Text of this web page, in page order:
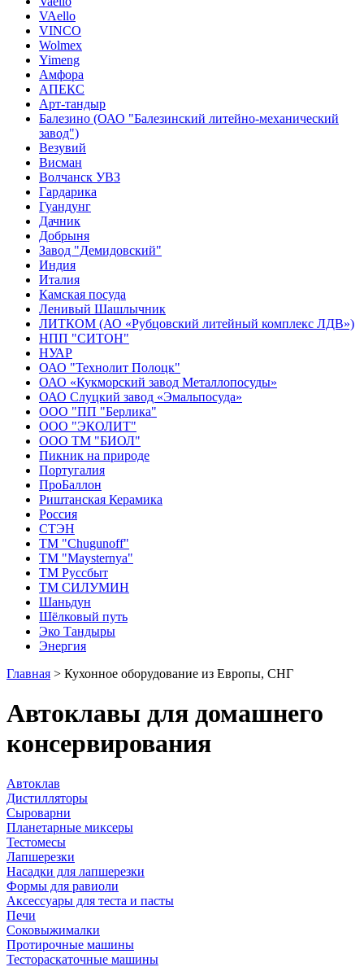
VAello
VINCO
Wolmex
Yimeng
Амфора
АПЕКС
Арт-тандыр
Балезино (ОАО "Балезинский литейно-механический
завод")
Везувий
Висман
Волчанск УВЗ
Гардарика
Гуандунг
Дачник
Добрыня
Завод "Демидовский"
Индия
Италия
Камская посуда
Ленивый Шашлычник
ЛИТКОМ (АО «Рубцовский литейный комплекс ЛДВ»)
НПП "СИТОН"
НУАР
ОАО "Технолит Полоцк"
ОАО «Кукморский завод Металлопосуды»
ОАО Слуцкий завод «Эмальпосуда»
ООО "ПП "Берлика"
ООО "ЭКОЛИТ"
ООО ТМ "БИОЛ"
Пикник на природе
Португалия
ПроБаллон
Риштанская Керамика
Россия
СТЭН
ТМ "Chugunoff"
ТМ "Maysternya"
ТМ Руссбыт
ТМ СИЛУМИН
Шаньдун
Шёлковый путь
Эко Тандыры
Энергия
Главная > Кухонное оборудование из Европы, СНГ
Автоклавы для домашнего
консервирования
Автоклав
Дистилляторы
Сыроварни
Планетарные миксеры
Тестомесы
Лапшерезки
Насадки для лапшерезки
Формы для равиоли
Аксессуары для теста и пасты
Печи
Соковыжималки
Протирочные машины
Тестораскаточные машины